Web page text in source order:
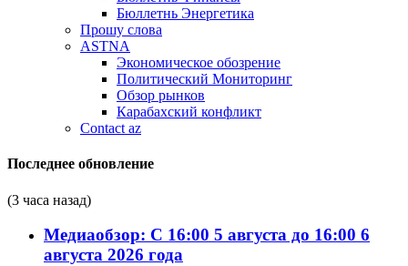
Бюллетнь Энергетика
Прошу слова
ASTNA
Экономическое обозрение
Политический Мониторинг
Обзор рынков
Карабахский конфликт
Contact az
Последнее обновление
(3 часа назад)
Медиаобзор: С 16:00 5 августа до 16:00 6
августа 2026 года